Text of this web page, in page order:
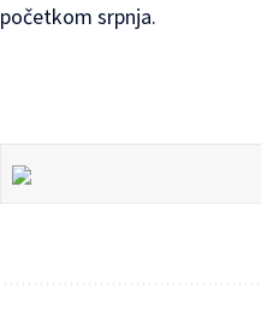
početkom srpnja.